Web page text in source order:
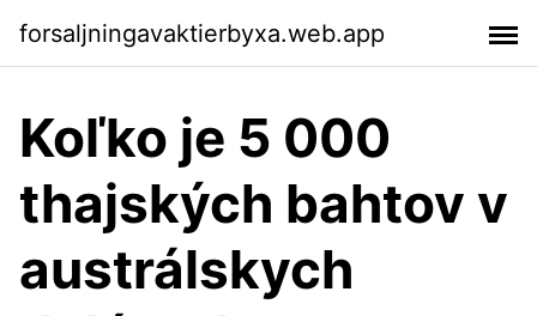
forsaljningavaktierbyxa.web.app
Koľko je 5 000
thajských bahtov v
austrálskych